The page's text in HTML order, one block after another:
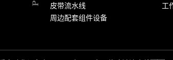
皮带流水线
工
周边配套组件设备